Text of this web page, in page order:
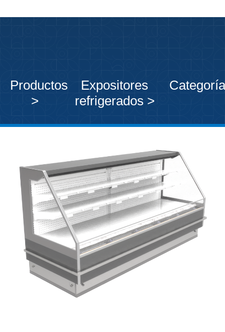
Productos
>
Expositores
refrigerados >